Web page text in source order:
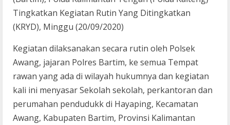
Tingkatkan Kegiatan Rutin Yang Ditingkatkan
(KRYD), Minggu (20/09/2020)
Kegiatan dilaksanakan secara rutin oleh Polsek
Awang, jajaran Polres Bartim, ke semua Tempat
rawan yang ada di wilayah hukumnya dan kegiatan
kali ini menyasar Sekolah sekolah, perkantoran dan
perumahan pendudukk di Hayaping, Kecamatan
Awang, Kabupaten Bartim, Provinsi Kalimantan